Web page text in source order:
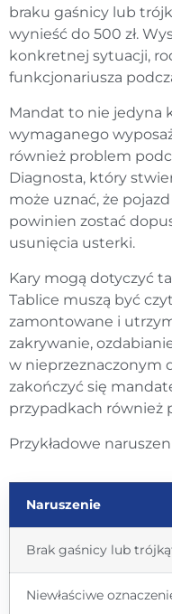
braku gaśnicy lub
wynieść do 500 zł.
konkretnej sytuacji,
funkcjonariusza
Mandat to nie jedyna
wymaganego
również problem
Diagnosta, który
może uznać, że
powinien zostać
usunięcia usterki.
Kary mogą dotyczyć
Tablice muszą być
zamontowane i
zakrywanie,
w nieprzeznaczonym
zakończyć się
przypadkach również
Przykładowe
Naruszenie
Brak gaśnicy lub
Niewłaściwe